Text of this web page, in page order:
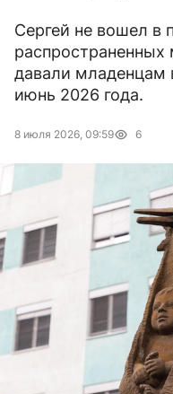
Сергей не вошел в
давали младенцам
июнь 2026 года.
8 июля 2026, 09:59 6